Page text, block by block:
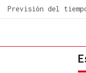
Previsión del